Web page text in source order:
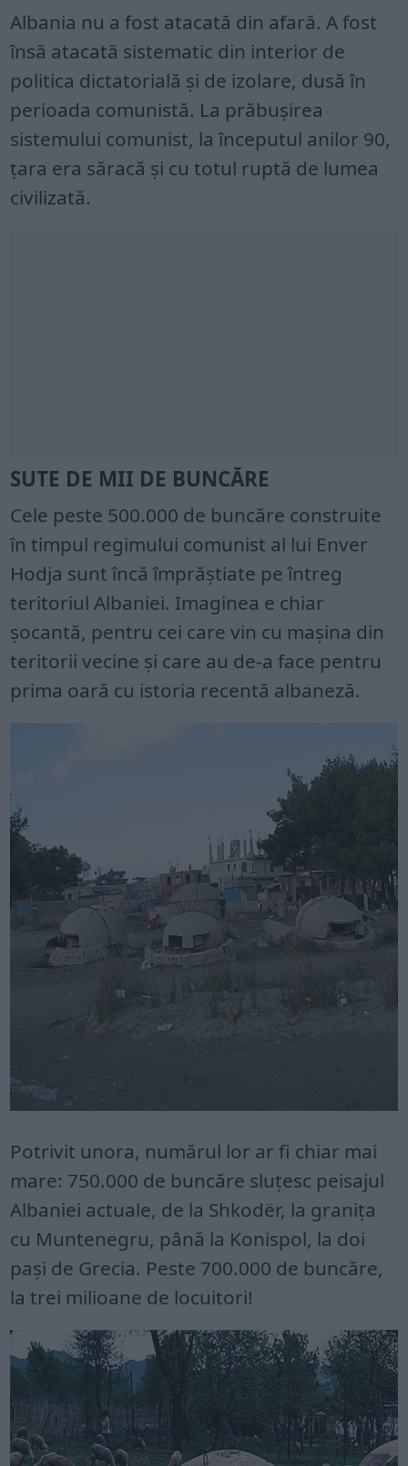
Albania nu a fost atacată din afară. A fost
însă atacată sistematic din interior de
politica dictatorială şi de izolare, dusă în
perioada comunistă. La prăbuşirea
sistemului comunist, la începutul anilor 90,
ţara era săracă şi cu totul ruptă de lumea
civilizată.
SUTE DE MII DE BUNCĂRE
Cele peste 500.000 de buncăre construite
în timpul regimului comunist al lui Enver
Hodja sunt încă împrăştiate pe întreg
teritoriul Albaniei. Imaginea e chiar
şocantă, pentru cei care vin cu maşina din
teritorii vecine şi care au de-a face pentru
prima oară cu istoria recentă albaneză.
Potrivit unora, numărul lor ar fi chiar mai
mare: 750.000 de buncăre sluţesc peisajul
Albaniei actuale, de la Shkodër, la graniţa
cu Muntenegru, până la Konispol, la doi
paşi de Grecia. Peste 700.000 de buncăre,
la trei milioane de locuitori!